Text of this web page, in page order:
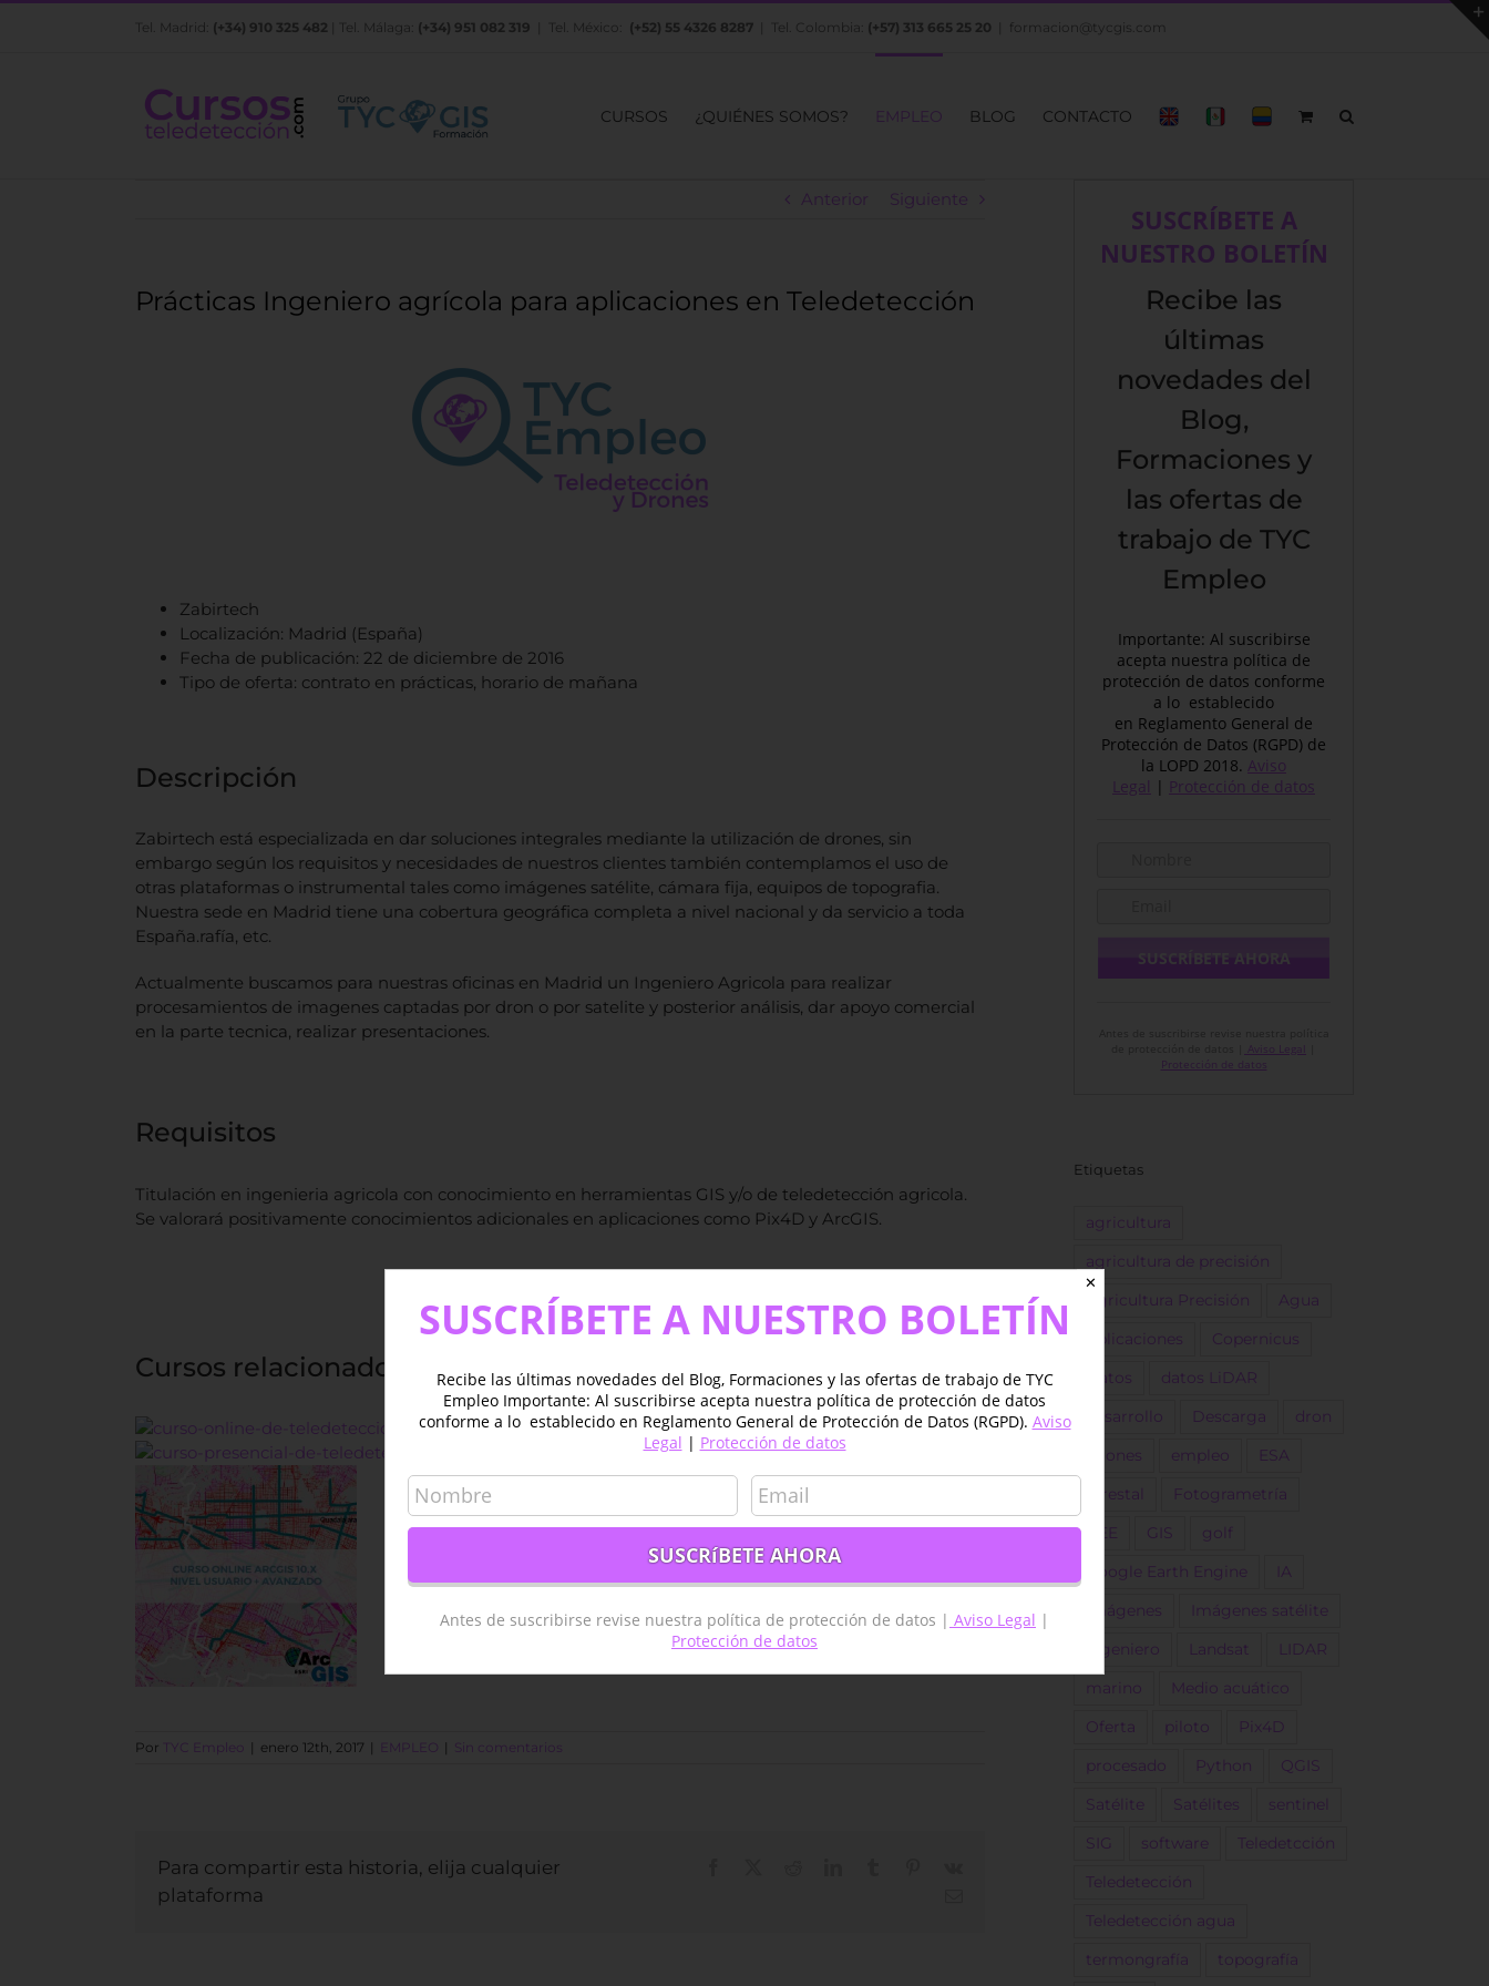
Saltar
Tel. Madrid: (+34) 910 325 482 | Tel. Málaga: (+34) 951 082 319 | Tel. México: (+52) 55 4326 8287 | Tel. Colombia: (+57) 313 665 25 20 formacion@tycgis.com
CURSOS ¿QUIÉNES SOMOS? EMPLEO BLOG CONTACTO
Anterior Siguiente
Prácticas Ingeniero agrícola para aplicaciones en Teledetección
Zabirtech
Localización: Madrid (España)
Fecha de publicación: 22 de diciembre de 2016
Tipo de oferta: contrato en prácticas, horario de mañana
Descripción
Zabirtech está especializada en dar soluciones integrales mediante la utilización de drones, sin
embargo según los requisitos y necesidades de nuestros clientes también contemplamos el uso de
otras plataformas o instrumental tales como imágenes satélite, cámara fija, equipos de topografia.
Nuestra sede en Madrid tiene una cobertura geográfica completa a nivel nacional y da servicio a toda
España.rafía, etc.
Actualmente buscamos para nuestras oficinas en Madrid un Ingeniero Agricola para realizar
procesamientos de imagenes captadas por dron o por satelite y posterior análisis, dar apoyo comercial
en la parte tecnica, realizar presentaciones.
Requisitos
Titulación en ingenieria agricola con conocimiento en herramientas GIS y/o de teledetección agricola.
Se valorará positivamente conocimientos adicionales en aplicaciones como Pix4D y ArcGIS.
ACCEDE A LA OFERTA
Cursos relacionados con el Puesto vacante
Por TYC Empleo | enero 12th, 2017 | EMPLEO | Sin comentarios
Para compartir esta historia, elija cualquier
plataforma
SUSCRÍBETE A
NUESTRO BOLETÍN
Recibe las
últimas
novedades del
Blog,
Formaciones y
las ofertas de
trabajo de TYC
Empleo
Importante: Al suscribirse
acepta nuestra política de
protección de datos conforme
a lo establecido
en Reglamento General de
Protección de Datos (RGPD) de
la LOPD 2018. Aviso
Legal | Protección de datos
Aviso Legal
Protección de datos
Etiquetas
agricultura
agricultura de precisión
Agricultura Precisión Agua
Aplicaciones Copernicus
Datos datos LiDAR
desarrollo Descarga dron
Drones empleo ESA
forestal Fotogrametría
GEE GIS golf
Google Earth Engine IA
Imágenes Imágenes satélite
ingeniero Landsat LIDAR
marino Medio acuático
Oferta piloto Pix4D
procesado Python QGIS
Satélite Satélites sentinel
SIG software Teledetcción
Teledetección
Teledetección agua
termongrafía topografía
✕
SUSCRÍBETE A NUESTRO BOLETÍN
Recibe las últimas novedades del Blog, Formaciones y las ofertas de trabajo de TYC
Empleo Importante: Al suscribirse acepta nuestra política de protección de datos
conforme a lo establecido en Reglamento General de Protección de Datos (RGPD). Aviso
Legal | Protección de datos
Antes de suscribirse revise nuestra política de protección de datos | Aviso Legal |
Protección de datos